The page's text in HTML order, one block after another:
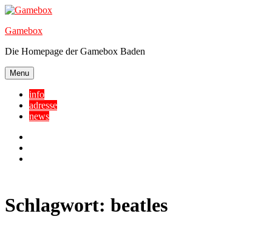
Skip
content
Gamebox
Die Homepage der Gamebox Baden
Menu
info
adresse
news
Schlagwort: beatles